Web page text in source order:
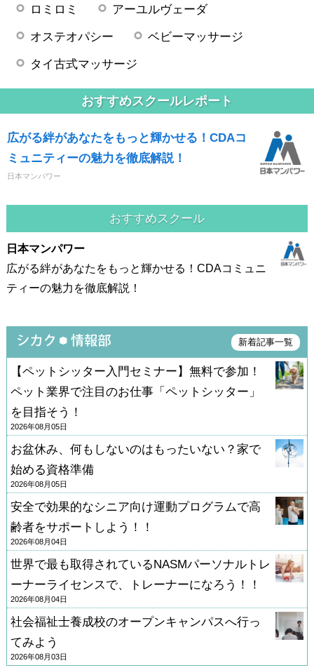
ロミロミ アーユルヴェーダ
オステオパシー ベビーマッサージ
タイ古式マッサージ
おすすめスクールレポート
広がる絆があなたをもっと輝かせる！CDAコ
ミュニティーの魅力を徹底解説！
日本マンパワー
おすすめスクール
日本マンパワー
広がる絆があなたをもっと輝かせる！CDAコミュニ
ティーの魅力を徹底解説！
新着記事一覧
【ペットシッター入門セミナー】無料で参加！
ペット業界で注目のお仕事「ペットシッター」
を目指そう！
2026年08月05日
お盆休み、何もしないのはもったいない？家で
始める資格準備
2026年08月05日
安全で効果的なシニア向け運動プログラムで高
齢者をサポートしよう！！
2026年08月04日
世界で最も取得されているNASMパーソナルトレ
ーナーライセンスで、トレーナーになろう！！
2026年08月04日
社会福祉士養成校のオープンキャンパスへ行っ
てみよう
2026年08月03日